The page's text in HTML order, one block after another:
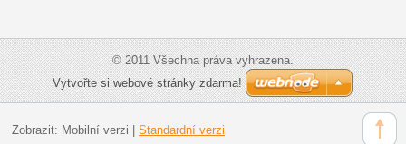
© 2011 Všechna práva vyhrazena.
Vytvořte si webové stránky zdarma!
Zobrazit: Mobilní verzi Standardní verzi